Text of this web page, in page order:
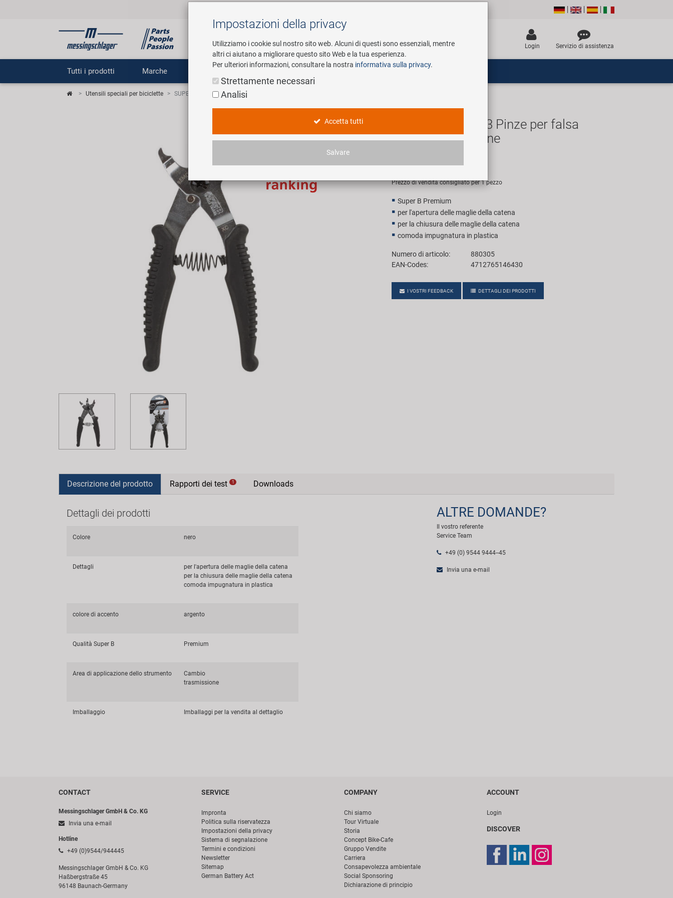
Cerca
Login Servizio di assistenza
Tutti i prodotti Marche E-Mobility
Utensili speciali per biciclette SUPER B TB-3323 Pinze per falsa maglia della catene
SUPER B TB-3323 Pinze per falsa
maglia della catene
13,90 EUR
Prezzo di vendita consigliato per 1 pezzo
Super B Premium
per l'apertura delle maglie della catena
per la chiusura delle maglie della catena
comoda impugnatura in plastica
Numero di articolo:
880305
EAN-Codes:
4712765146430
I VOSTRI FEEDBACK DETTAGLI DEI PRODOTTI
Descrizione del prodotto Rapporti dei test 1 Downloads
Dettagli dei prodotti
Colore nero
Dettagli
per l'apertura delle maglie della catena
per la chiusura delle maglie della catena
comoda impugnatura in plastica
colore di accento argento
Qualità Super B Premium
Area di applicazione dello strumento
Cambio
trasmissione
Imballaggio Imballaggi per la vendita al dettaglio
ALTRE DOMANDE?
Il vostro referente
Service Team
+49 (0) 9544 9444--45
Invia una e-mail
CONTACT
Messingschlager GmbH & Co. KG
Invia una e-mail
Hotline
+49 (0)9544/944445
Messingschlager GmbH & Co. KG
Haßbergstraße 45
96148 Baunach-Germany
SERVICE
Impronta
Politica sulla riservatezza
Impostazioni della privacy
Sistema di segnalazione
Termini e condizioni
Newsletter
Sitemap
German Battery Act
COMPANY
Chi siamo
Tour Virtuale
Storia
Concept Bike-Cafe
Gruppo Vendite
Carriera
Consapevolezza ambientale
Social Sponsoring
Dichiarazione di principio
ACCOUNT
Login
DISCOVER
Impostazioni della privacy
Utilizziamo i cookie sul nostro sito web. Alcuni di questi sono essenziali, mentre
altri ci aiutano a migliorare questo sito Web e la tua esperienza.
Per ulteriori informazioni, consultare la nostra informativa sulla privacy.
Strettamente necessari
Analisi
Accetta tutti
Salvare